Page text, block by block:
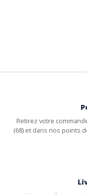
Retirez votre
(68) et dans nos points